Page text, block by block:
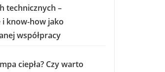
technicznych –
know-how jako
współpracy
ciepła? Czy warto